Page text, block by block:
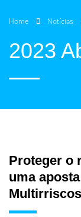
Home Notícias
2023
Proteger o
uma
Multirriscos